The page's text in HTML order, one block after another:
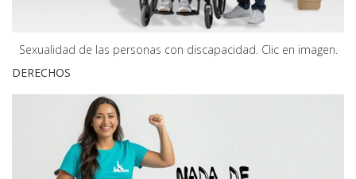
Sexualidad de las personas con discapacidad. Clic en imagen.
DERECHOS